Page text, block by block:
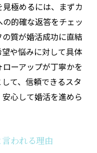
極めるには、まずカ
的確な返答をチェッ
質が婚活成功に直結
や悩みに対して具体
ーアップが丁寧かを
て、信頼できるスタ
心して婚活を進めら
われる理由